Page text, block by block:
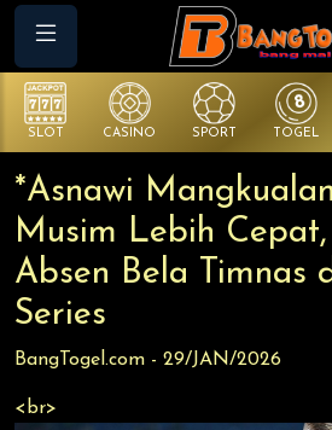
SLOT CASINO SPORT TOGEL
*Asnawi
Musim Lebih Cepat,
Absen Bela Timnas
Series
BangTogel.com - 29/JAN/2026
<br>